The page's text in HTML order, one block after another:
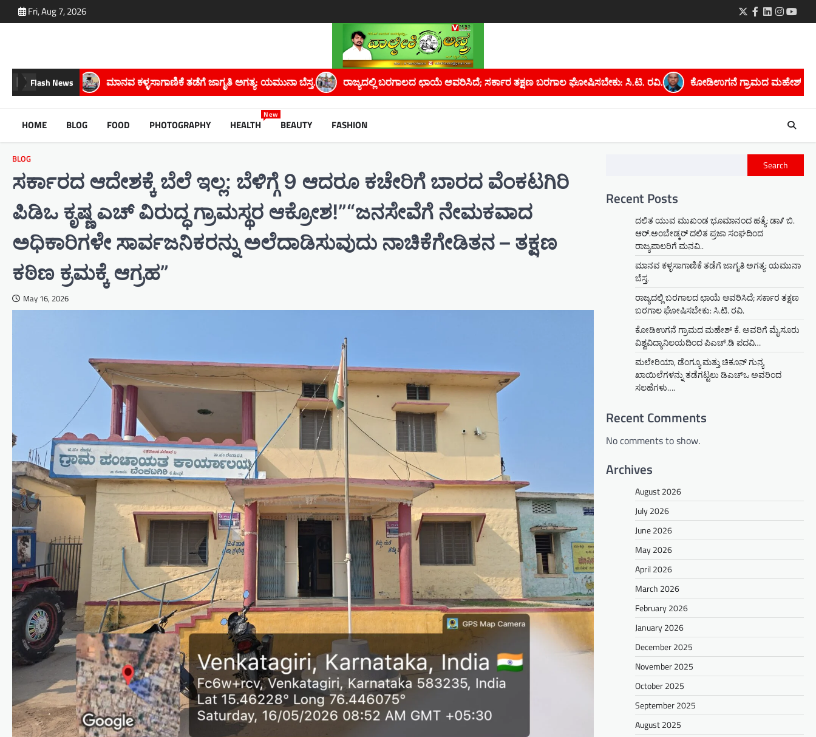
to
Fri, Aug 7, 2026 Twitter
Facebook
LinkedIn
Flash News
ಜಾಗೃತಿ ಅಗತ್ಯ: ಯಮುನಾ ಬೆಸ್ತ. ರಾಜ್ಯದಲ್ಲಿ ಬರಗಾಲದ ಛಾಯೆ ಆವರಿಸಿದೆ; ಸರ್ಕಾರ ತಕ್ಷಣ ಬರಗಾಲ ಘೋಷಿಸಬೇಕು: ಸಿ.ಟಿ. ರವಿ. ಕೋಡಿಉಗನೆ ಗ್ರಾಮದ ಮಹೇಶ್ ಕೆ. ಅವರಿಗೆ ಮೈಸೂರು ವಿಶ್ವವಿದ್ಯಾನಿಲಯದಿಂದ ಪಿಎಚ್.ಡಿ
HOME BLOG FOOD PHOTOGRAPHY HEALTH
New
BEAUTY FASHION
BLOG
ಸರ್ಕಾರದ ಆದೇಶಕ್ಕೆ ಬೆಲೆ ಇಲ್ಲ: ಬೆಳಿಗ್ಗೆ 9 ಆದರೂ ಕಚೇರಿಗೆ ಬಾರದ ವೆಂಕಟಗಿರಿ
ಪಿಡಿಒ ಕೃಷ್ಣ ಎಚ್ ವಿರುದ್ಧ ಗ್ರಾಮಸ್ಥರ ಆಕ್ರೋಶ!”“ಜನಸೇವೆಗೆ ನೇಮಕವಾದ
ಅಧಿಕಾರಿಗಳೇ ಸಾರ್ವಜನಿಕರನ್ನು ಅಲೆದಾಡಿಸುವುದು ನಾಚಿಕೆಗೇಡಿತನ – ತಕ್ಷಣ
ಕಠಿಣ ಕ್ರಮಕ್ಕೆ ಆಗ್ರಹ”
May 16, 2026
Search
Recent Posts
ದಲಿತ ಯುವ ಮುಖಂಡ ಭೂಮಾನಂದ ಹತ್ಯೆ: ಡಾ// ಬಿ.
ಆರ್.ಅಂಬೇಡ್ಕರ್ ದಲಿತ ಪ್ರಜಾ ಸಂಘದಿಂದ
ರಾಜ್ಯಪಾಲರಿಗೆ ಮನವಿ..
ಮಾನವ ಕಳ್ಳಸಾಗಾಣಿಕೆ ತಡೆಗೆ ಜಾಗೃತಿ ಅಗತ್ಯ: ಯಮುನಾ
ಬೆಸ್ತ.
ರಾಜ್ಯದಲ್ಲಿ ಬರಗಾಲದ ಛಾಯೆ ಆವರಿಸಿದೆ; ಸರ್ಕಾರ ತಕ್ಷಣ
ಬರಗಾಲ ಘೋಷಿಸಬೇಕು: ಸಿ.ಟಿ. ರವಿ.
ಕೋಡಿಉಗನೆ ಗ್ರಾಮದ ಮಹೇಶ್ ಕೆ. ಅವರಿಗೆ ಮೈಸೂರು
ವಿಶ್ವವಿದ್ಯಾನಿಲಯದಿಂದ ಪಿಎಚ್.ಡಿ ಪದವಿ…
ಮಲೇರಿಯಾ, ಡೆಂಗ್ಯೂ ಮತ್ತು ಚಿಕೂನ್ ಗುನ್ಯ
ಖಾಯಿಲೆಗಳನ್ನು ತಡೆಗಟ್ಟಲು ಡಿಎಚ್‌ಒ ಅವರಿಂದ
ಸಲಹೆಗಳು….
Recent Comments
No comments to show.
Archives
August 2026
July 2026
June 2026
May 2026
April 2026
March 2026
February 2026
January 2026
December 2025
November 2025
October 2025
September 2025
August 2025